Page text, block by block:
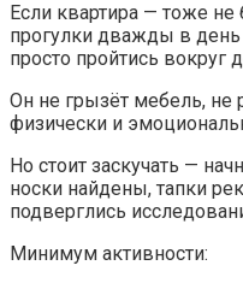
Если квартира — тоже
прогулки дважды в день
просто пройтись вокруг
Он не грызёт мебель, не
физически и
Но стоит заскучать —
носки найдены, тапки
подверглись
Минимум активности: